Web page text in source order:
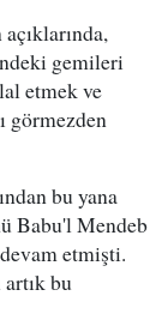
gemileri
etmek ve
görmezden
bu yana
Babu'l Mendeb
etmişti.
bu